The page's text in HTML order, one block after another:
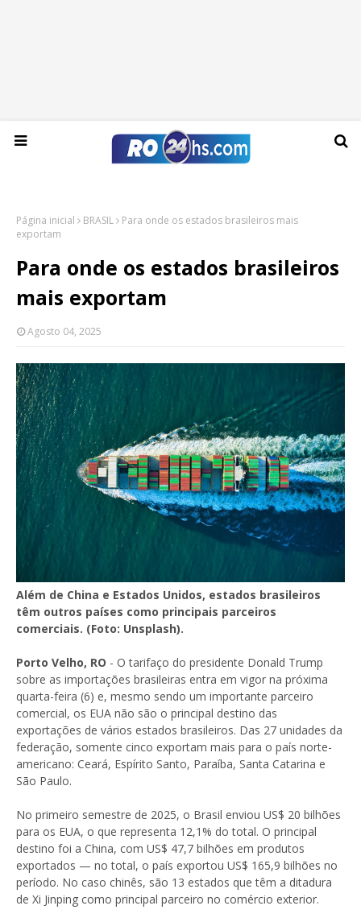
Segunda-feira, 10 de agosto de 2026
Página inicial BRASIL
Para onde os estados brasileiros mais
exportam
Para onde os estados brasileiros
mais exportam
Agosto 04, 2025
Além de China e Estados Unidos, estados brasileiros
têm outros países como principais parceiros
comerciais. (Foto: Unsplash).
Porto Velho, RO - O tarifaço do presidente Donald Trump
sobre as importações brasileiras entra em vigor na próxima
quarta-feira (6) e, mesmo sendo um importante parceiro
comercial, os EUA não são o principal destino das
exportações de vários estados brasileiros. Das 27 unidades da
federação, somente cinco exportam mais para o país norte-
americano: Ceará, Espírito Santo, Paraíba, Santa Catarina e
São Paulo.
No primeiro semestre de 2025, o Brasil enviou US$ 20 bilhões
para os EUA, o que representa 12,1% do total. O principal
destino foi a China, com US$ 47,7 bilhões em produtos
exportados — no total, o país exportou US$ 165,9 bilhões no
período. No caso chinês, são 13 estados que têm a ditadura
de Xi Jinping como principal parceiro no comércio exterior.